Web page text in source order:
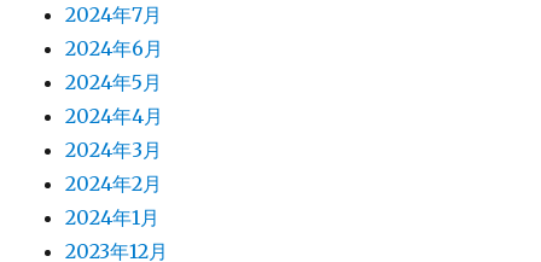
2024年7月
2024年6月
2024年5月
2024年4月
2024年3月
2024年2月
2024年1月
2023年12月